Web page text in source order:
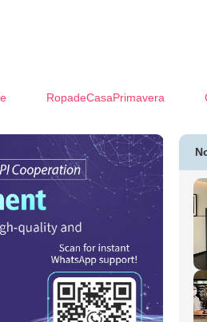
RopadeCasaPrimavera